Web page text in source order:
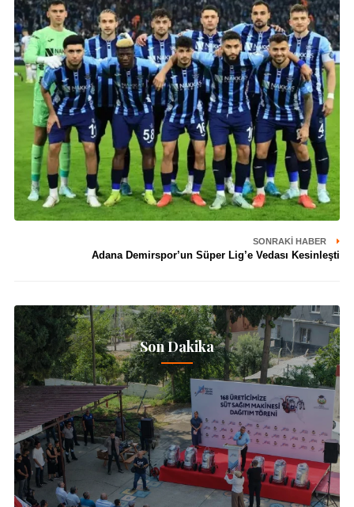
SONRAKI HABER
Adana Demirspor’un Süper Lig’e Vedası Kesinleşti
Son Dakika